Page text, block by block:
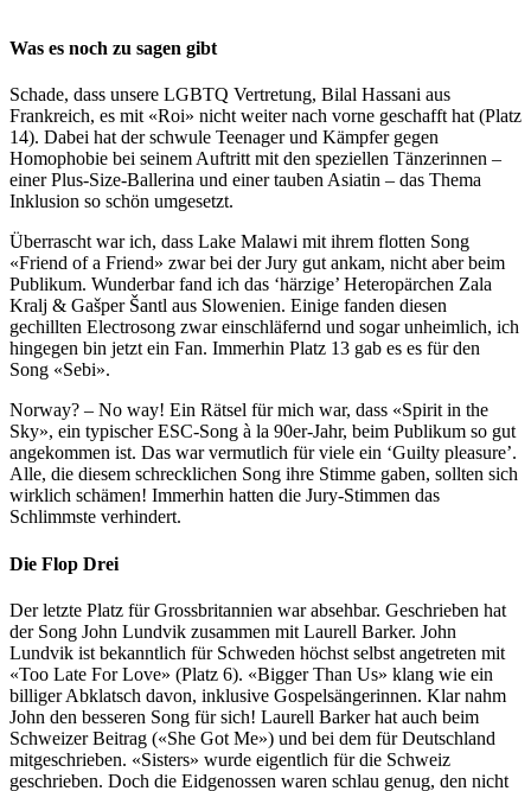
Was es noch zu sagen gibt
Schade, dass unsere LGBTQ Vertretung, Bilal Hassani aus
Frankreich, es mit «Roi» nicht weiter nach vorne geschafft hat (Platz
14). Dabei hat der schwule Teenager und Kämpfer gegen
Homophobie bei seinem Auftritt mit den speziellen Tänzerinnen –
einer Plus-Size-Ballerina und einer tauben Asiatin – das Thema
Inklusion so schön umgesetzt.
Überrascht war ich, dass Lake Malawi mit ihrem flotten Song
«Friend of a Friend» zwar bei der Jury gut ankam, nicht aber beim
Publikum. Wunderbar fand ich das ‘härzige’ Heteropärchen Zala
Kralj & Gašper Šantl aus Slowenien. Einige fanden diesen
gechillten Electrosong zwar einschläfernd und sogar unheimlich, ich
hingegen bin jetzt ein Fan. Immerhin Platz 13 gab es es für den
Song «Sebi».
Norway? – No way! Ein Rätsel für mich war, dass «Spirit in the
Sky», ein typischer ESC-Song à la 90er-Jahr, beim Publikum so gut
angekommen ist. Das war vermutlich für viele ein ‘Guilty pleasure’.
Alle, die diesem schrecklichen Song ihre Stimme gaben, sollten sich
wirklich schämen! Immerhin hatten die Jury-Stimmen das
Schlimmste verhindert.
Die Flop Drei
Der letzte Platz für Grossbritannien war absehbar. Geschrieben hat
der Song John Lundvik zusammen mit Laurell Barker. John
Lundvik ist bekanntlich für Schweden höchst selbst angetreten mit
«Too Late For Love» (Platz 6). «Bigger Than Us» klang wie ein
billiger Abklatsch davon, inklusive Gospelsängerinnen. Klar nahm
John den besseren Song für sich! Laurell Barker hat auch beim
Schweizer Beitrag («She Got Me») und bei dem für Deutschland
mitgeschrieben. «Sisters» wurde eigentlich für die Schweiz
geschrieben. Doch die Eidgenossen waren schlau genug, den nicht